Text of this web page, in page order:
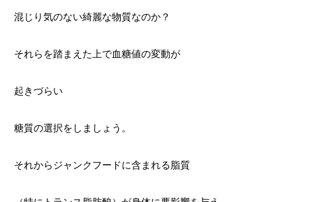
混じり気のない綺麗な物質なのか？
それらを踏まえた上で血糖値の変動が
起きづらい
糖質の選択をしましょう。
それからジャンクフードに含まれる脂質